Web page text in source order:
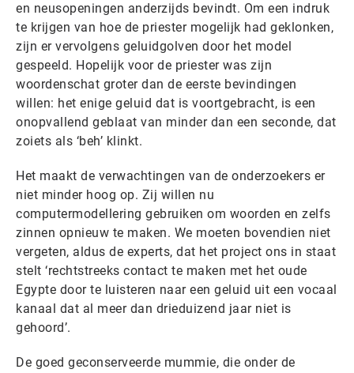
en neusopeningen anderzijds bevindt. Om een ​​indruk
te krijgen van hoe de priester mogelijk had geklonken,
zijn er vervolgens geluidgolven door het model
gespeeld. Hopelijk voor de priester was zijn
woordenschat groter dan de eerste bevindingen
willen: het enige geluid dat is voortgebracht, is een
onopvallend geblaat van minder dan een seconde, dat
zoiets als ‘beh’ klinkt.
Het maakt de verwachtingen van de onderzoekers er
niet minder hoog op. Zij willen nu
computermodellering gebruiken om woorden en zelfs
zinnen opnieuw te maken. We moeten bovendien niet
vergeten, aldus de experts, dat het project ons in staat
stelt ‘rechtstreeks contact te maken met het oude
Egypte door te luisteren naar een geluid uit een vocaal
kanaal dat al meer dan drieduizend jaar niet is
gehoord’.
De goed geconserveerde mummie, die onder de